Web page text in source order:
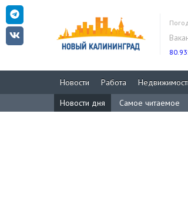
Новости Работа
Новости дня
Самое читаемое